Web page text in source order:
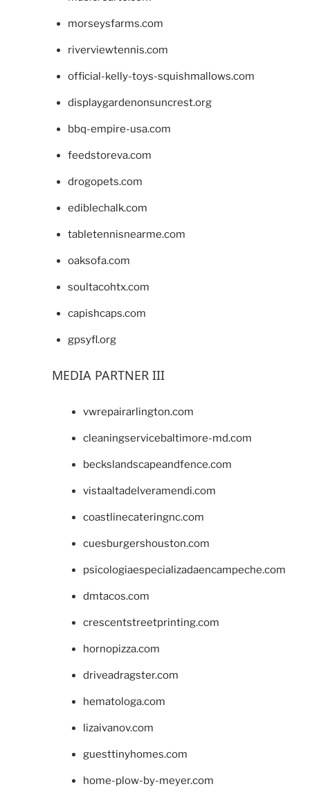
morseysfarms.com
riverviewtennis.com
official-kelly-toys-squishmallows.com
displaygardenonsuncrest.org
bbq-empire-usa.com
feedstoreva.com
drogopets.com
ediblechalk.com
tabletennisnearme.com
oaksofa.com
soultacohtx.com
capishcaps.com
gpsyfl.org
MEDIA PARTNER III
vwrepairarlington.com
cleaningservicebaltimore-md.com
beckslandscapeandfence.com
vistaaltadelveramendi.com
coastlinecateringnc.com
cuesburgershouston.com
psicologiaespecializadaencampeche.com
dmtacos.com
crescentstreetprinting.com
hornopizza.com
driveadragster.com
hematologa.com
lizaivanov.com
guesttinyhomes.com
home-plow-by-meyer.com